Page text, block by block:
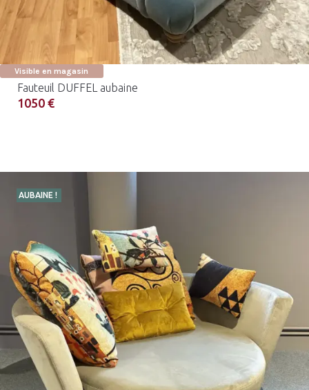
Visible en magasin
Fauteuil DUFFEL aubaine
1050 €
AUBAINE !